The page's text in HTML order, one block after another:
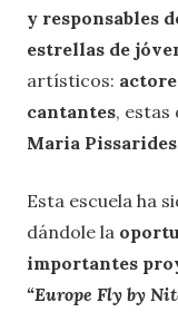
y responsables
estrellas de
artísticos:
cantantes,
Maria Pissarides
Esta escuela ha
dándole la
importantes
“Europe Fly by